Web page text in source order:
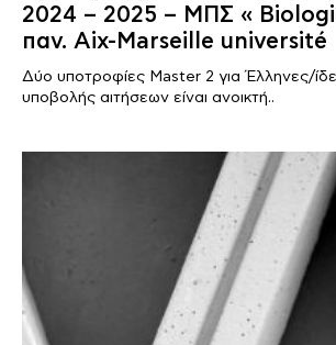
2024 – 2025 – ΜΠΣ «
παν. Aix-Marseille université
Δύο υποτροφίες Master 2 για Έλληνες/
υποβολής αιτήσεων είναι ανοικτή..